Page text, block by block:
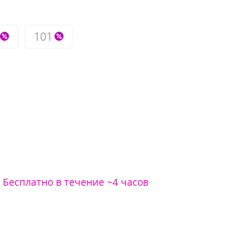
101
Бесплатно в течение ~4 часов